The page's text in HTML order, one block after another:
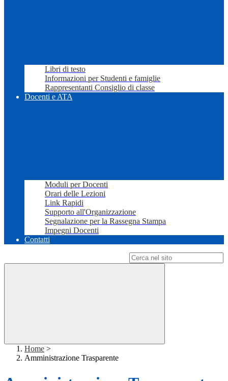
Libri di testo
Informazioni per Studenti e famiglie
Rappresentanti Consiglio di classe
Docenti e ATA
Moduli per Docenti
Orari delle Lezioni
Link Rapidi
Supporto all'Organizzazione
Segnalazione per la Rassegna Stampa
Impegni Docenti
Contatti
Home >
Amministrazione Trasparente